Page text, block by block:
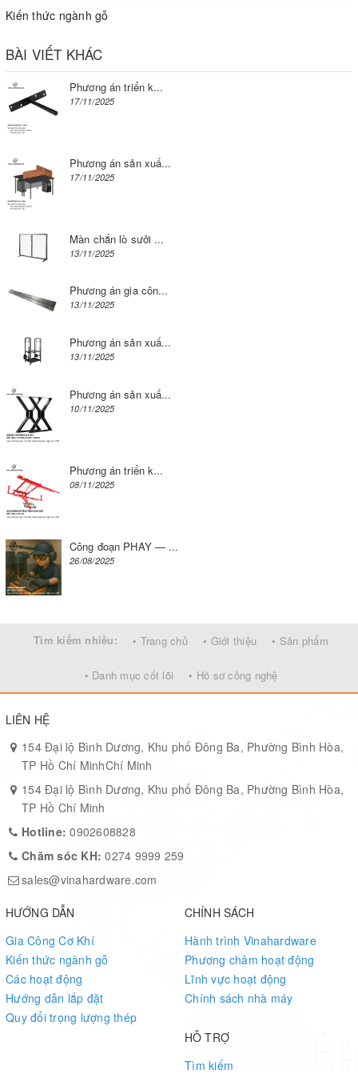
Kiến thức ngành gỗ
BÀI VIẾT KHÁC
Phương án triển k...
17/11/2025
Phương án sản xuấ...
17/11/2025
Màn chắn lò sưởi ...
13/11/2025
Phương án gia côn...
13/11/2025
Phương án sản xuấ...
13/11/2025
Phương án sản xuấ...
10/11/2025
Phương án triển k...
08/11/2025
Công đoạn PHAY — ...
26/08/2025
Tìm kiếm nhiều: • Trang chủ • Giới thiệu • Sản phẩm
• Danh mục cốt lõi • Hồ sơ công nghệ
LIÊN HỆ
154 Đại lộ Bình Dương, Khu phố Đông Ba, Phường Bình Hòa,
TP Hồ Chí MinhChí Minh
154 Đại lộ Bình Dương, Khu phố Đông Ba, Phường Bình Hòa,
TP Hồ Chí Minh
Hotline:0902608828
Chăm sóc KH:0274 9999 259
sales@vinahardware.com
HƯỚNG DẪN
Gia Công Cơ Khí
Kiến thức ngành gỗ
Các hoạt động
Hướng dẫn lắp đặt
Quy đổi trọng lượng thép
CHÍNH SÁCH
Hành trình Vinahardware
Phương châm hoạt động
Lĩnh vực hoạt động
Chính sách nhà máy
HỖ TRỢ
Tìm kiếm